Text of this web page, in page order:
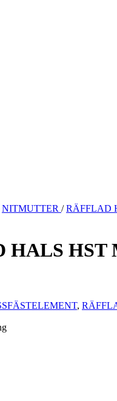
NITMUTTER /RÄFFLAD
HST
,